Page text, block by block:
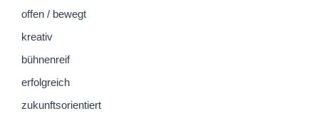
offen / bewegt
kreativ
bühnenreif
erfolgreich
zukunftsorientiert